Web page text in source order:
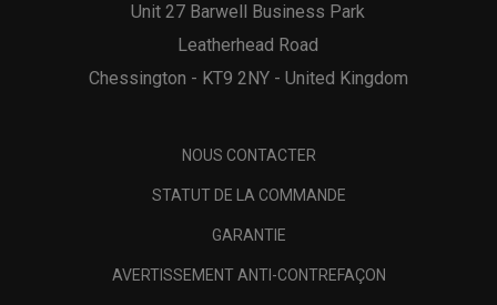
Unit 27 Barwell Business Park
Leatherhead Road
Chessington - KT9 2NY - United Kingdom
NOUS CONTACTER
STATUT DE LA COMMANDE
GARANTIE
AVERTISSEMENT ANTI-CONTREFAÇON